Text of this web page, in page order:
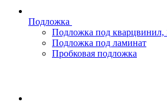
Подложка
Подложка под
Подложка под ламинат
Пробковая подложка